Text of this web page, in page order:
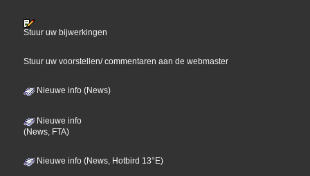
Stuur uw bijwerkingen
Stuur uw voorstellen/ commentaren aan de webmaster
Nieuwe info (News)
Nieuwe info
(News, FTA)
Nieuwe info (News, Hotbird 13°E)